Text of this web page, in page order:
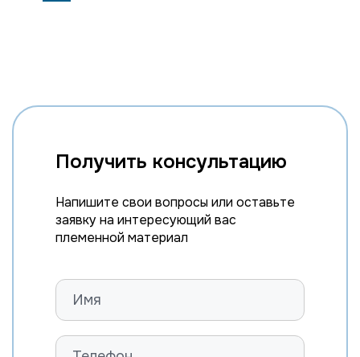
Получить консультацию
Напишите свои вопросы или оставьте
заявку на интересующий вас
племенной материал